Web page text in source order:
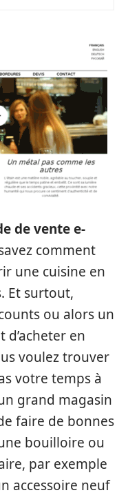
de vente e-
comment
une cuisine en
Et surtout,
ou alors un
en
voulez trouver
votre temps à
grand magasin
faire de bonnes
bouilloire ou
par exemple
accessoire neuf